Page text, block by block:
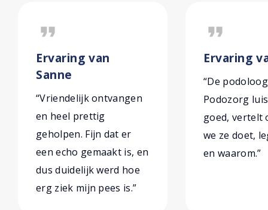
format_quote
Ervaring van
Sanne
“Vriendelijk ontvangen
en heel prettig
geholpen. Fijn dat er
een echo gemaakt is, en
dus duidelijk werd hoe
erg ziek mijn pees is.”
format_quote
Ervaring
“De
Podozorg
goed, vertelt
we ze doet,
en waarom.”